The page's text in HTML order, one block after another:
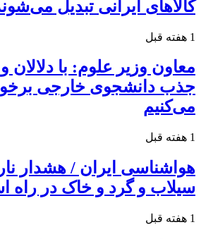
کالاهای ایرانی تبدیل
1 هفته قبل
معاون وزیر علوم: با
جذب دانشجوی خارجی
می‌کنیم
1 هفته قبل
هواشناسی ایران / هشدار
سیلاب و گرد و خاک در راه
1 هفته قبل